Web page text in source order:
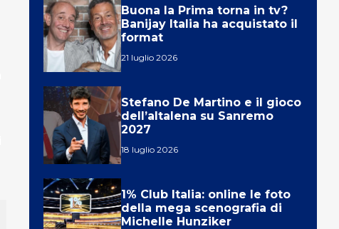
Buona la Prima torna in tv?
Banijay Italia ha acquistato il
format
21 luglio 2026
Stefano De Martino e il gioco
dell’altalena su Sanremo
2027
18 luglio 2026
1% Club Italia: online le foto
della mega scenografia di
Michelle Hunziker